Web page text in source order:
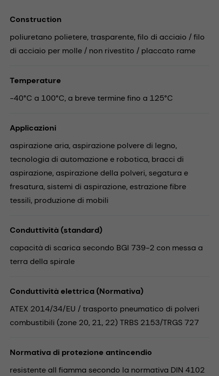
Construction
poliuretano polietere, trasparente, filo di acciaio / filo
di acciaio per molle / non rivestito / placcato rame
Temperature
-40°C a 100°C, a breve termine fino a 125°C
Applicazioni
aspirazione aria, aspirazione polvere di legno,
tecnologia di automazione e robotica, bracci di
aspirazione, aspirazione della polveri, segatura e
fresatura, sistemi di aspirazione, estrazione fibre
tessili, produzione di mobili
Conduttività (standard)
capacità di scarica secondo BGI 739-2 con messa a
terra della spirale
Conduttività elettrica (Normativa)
ATEX 2014/34/EU / trasporto pneumatico di polveri
combustibili (zone 20, 21, 22) TRBS 2153/TRGS 727
Normativa di protezione antincendio
resistente all fiamma secondo la normativa DIN 4102